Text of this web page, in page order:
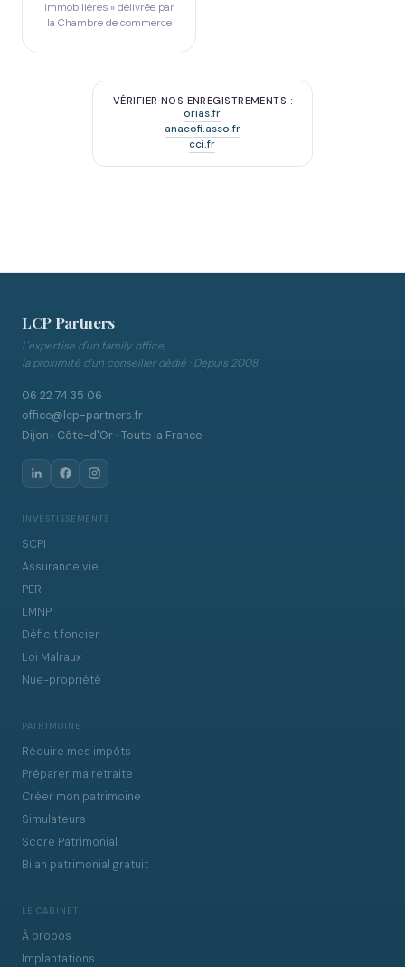
immobilières » délivrée par
la Chambre de commerce
VÉRIFIER NOS ENREGISTREMENTS :
orias.fr
anacofi.asso.fr
cci.fr
LCP Partners
L'expertise d'un family office,
la proximité d'un conseiller dédié · Depuis 2008
06 22 74 35 06
office@lcp-partners.fr
Dijon · Côte-d'Or · Toute la France
INVESTISSEMENTS
SCPI
Assurance vie
PER
LMNP
Déficit foncier
Loi Malraux
Nue-propriété
PATRIMOINE
Réduire mes impôts
Préparer ma retraite
Créer mon patrimoine
Simulateurs
Score Patrimonial
Bilan patrimonial gratuit
LE CABINET
À propos
Implantations